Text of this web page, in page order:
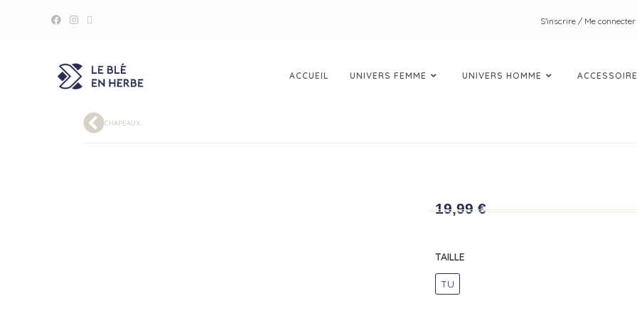
S’inscrire / Me connecter
ACCUEIL UNIVERS FEMME UNIVERS HOMME
CHAPEAUX
19,99€
TAILLE
TU